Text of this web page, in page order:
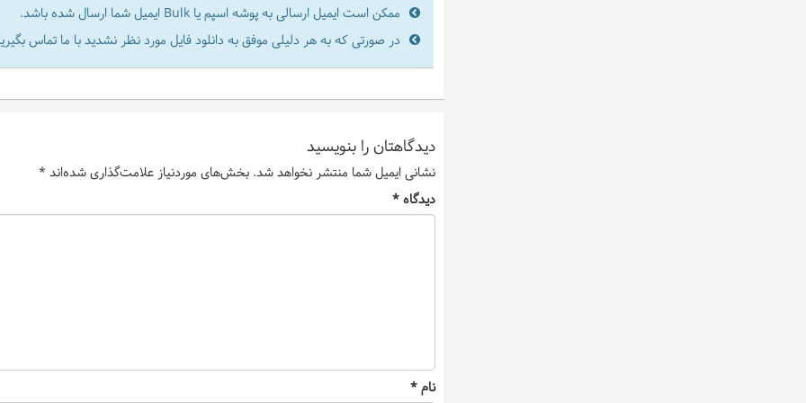
ممکن است ایمیل ارسالی به پوشه اسپم یا Bulk ایمیل شما ارسال شده باشد.
در صورتی که به هر دلیلی موفق به دانلود فایل مورد نظر نشدید با ما تماس
دیدگاهتان را بنویسید
نشانی ایمیل شما منتشر نخواهد شد. بخش‌های موردنیاز علامت‌گذاری شده‌اند *
دیدگاه*
نام*